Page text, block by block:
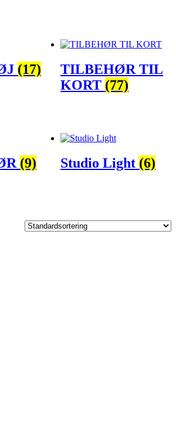
(17)
TILBEHØR TIL
KORT (77)
(9) Studio Light (6)